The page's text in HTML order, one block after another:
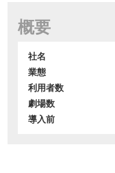
概要
社名
業態
利用者数
劇場数
導入前